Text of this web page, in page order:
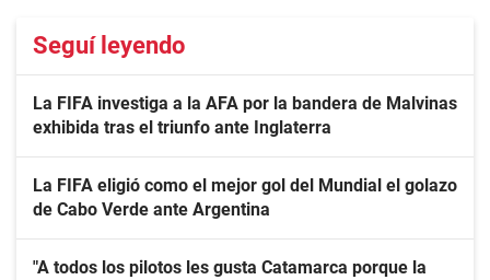
Seguí leyendo
La FIFA investiga a la AFA por la bandera de Malvinas
exhibida tras el triunfo ante Inglaterra
La FIFA eligió como el mejor gol del Mundial el golazo
de Cabo Verde ante Argentina
"A todos los pilotos les gusta Catamarca porque la